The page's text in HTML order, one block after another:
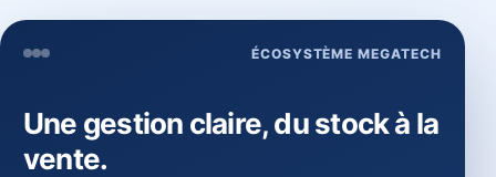
ÉCOSYSTÈME MEGATECH
Une gestion claire, du stock à la
vente.